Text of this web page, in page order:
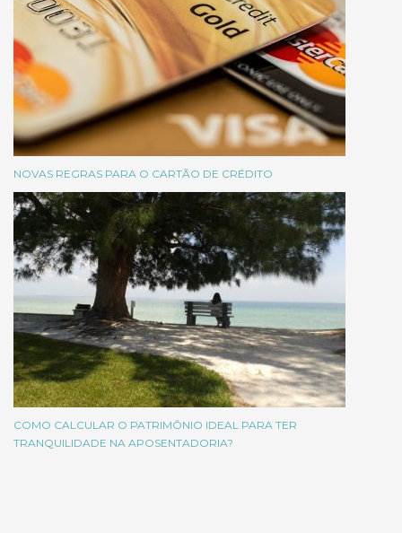
NOVAS REGRAS PARA O CARTÃO DE CRÉDITO
COMO CALCULAR O PATRIMÔNIO IDEAL PARA TER
TRANQUILIDADE NA APOSENTADORIA?